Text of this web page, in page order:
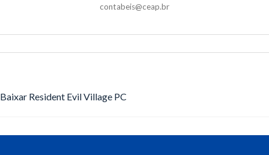
contabeis@ceap.br
Baixar Resident Evil Village PC